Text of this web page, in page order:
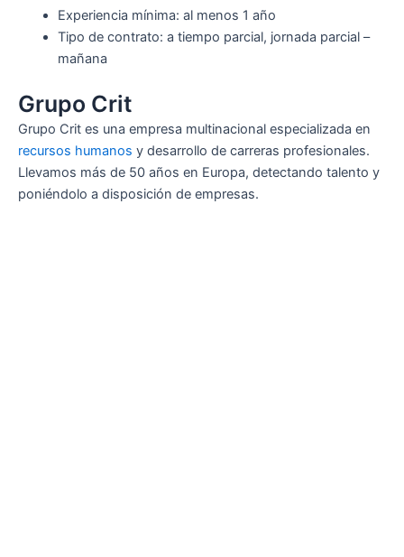
Experiencia mínima: al menos 1 año
Tipo de contrato: a tiempo parcial, jornada parcial –
mañana
Grupo Crit
Grupo Crit es una empresa multinacional especializada en
recursos humanos y desarrollo de carreras profesionales.
Llevamos más de 50 años en Europa, detectando talento y
poniéndolo a disposición de empresas.